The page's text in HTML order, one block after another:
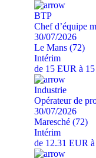
BTP
Chef d’équipe
30/07/2026
Le Mans (72)
Intérim
de 15 EUR à
Industrie
Opérateur de
30/07/2026
Maresché (72)
Intérim
de 12.31 EUR